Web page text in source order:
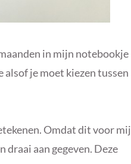
in mijn notebookje
je moet kiezen tussen
Omdat dit voor mij
draai aan gegeven. Deze